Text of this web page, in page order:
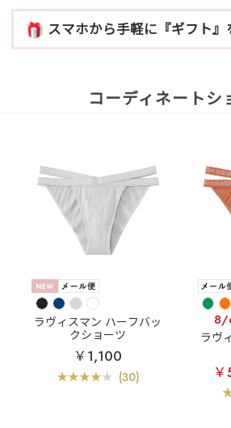
スマホから手軽に『ギフト』
コーディネートシ
ラヴィスマン ハーフバッ
クショーツ
￥1,100
(30)
8/
ラヴ